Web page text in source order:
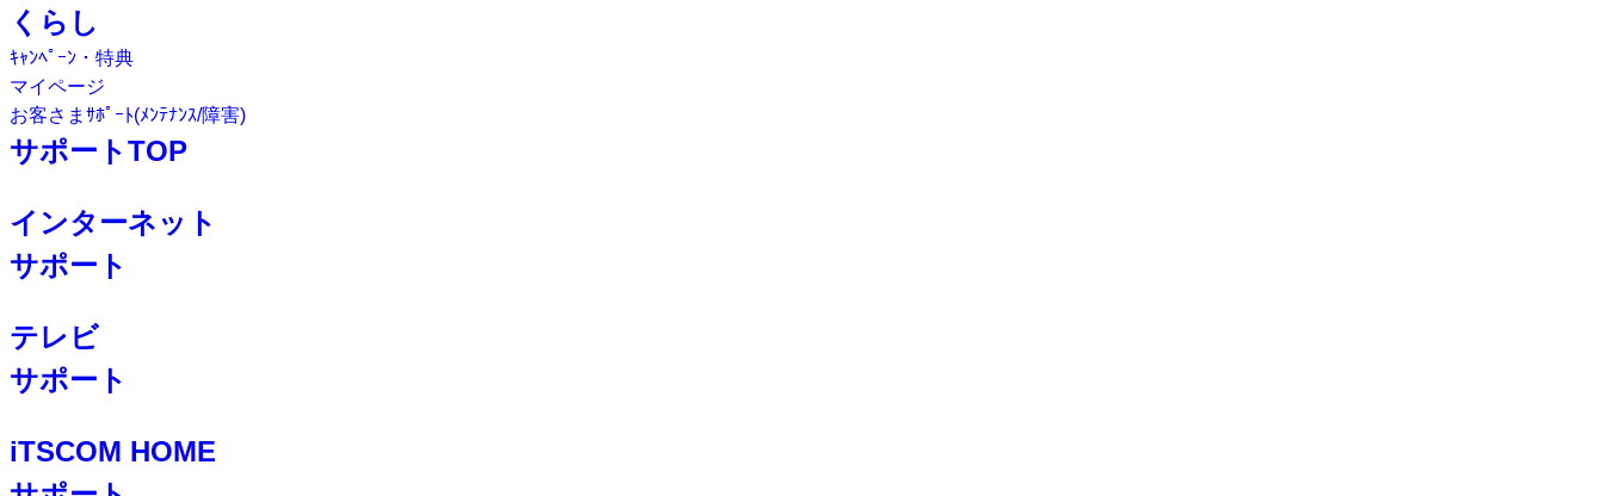
くらし
ｷｬﾝﾍﾟｰﾝ・特典
マイページ
お客さまｻﾎﾟｰﾄ(ﾒﾝﾃﾅﾝｽ/障害)
サポートTOP
インターネット
サポート
テレビ
サポート
iTSCOM HOME